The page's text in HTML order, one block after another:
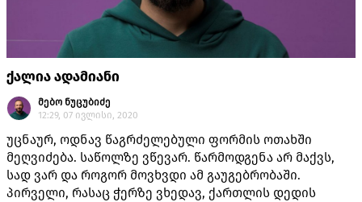
ქალია ადამიანი
მებო ნუცუბიძე
12:29, 07 ივლისი, 2020
უცნაურ, ოდნავ წაგრძელებული ფორმის ოთახში
მეღვიძება. საწოლზე ვწევარ. წარმოდგენა არ მაქვს,
სად ვარ და როგორ მოვხვდი ამ გაუგებრობაში.
პირველი, რასაც ჭერზე ვხედავ, ქართლის დედის